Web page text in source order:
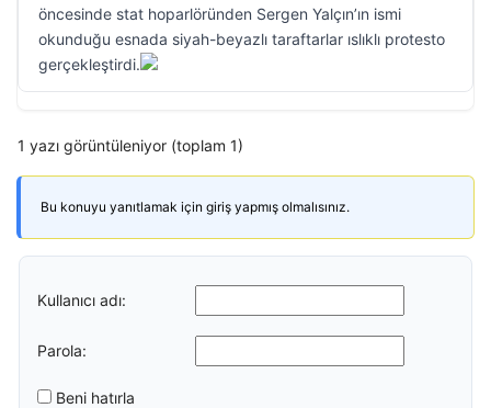
öncesinde stat hoparlöründen Sergen Yalçın’ın ismi
okunduğu esnada siyah-beyazlı taraftarlar ıslıklı protesto
gerçekleştirdi.
1 yazı görüntüleniyor (toplam 1)
Bu konuyu yanıtlamak için giriş yapmış olmalısınız.
Kullanıcı adı:
Parola:
Beni hatırla